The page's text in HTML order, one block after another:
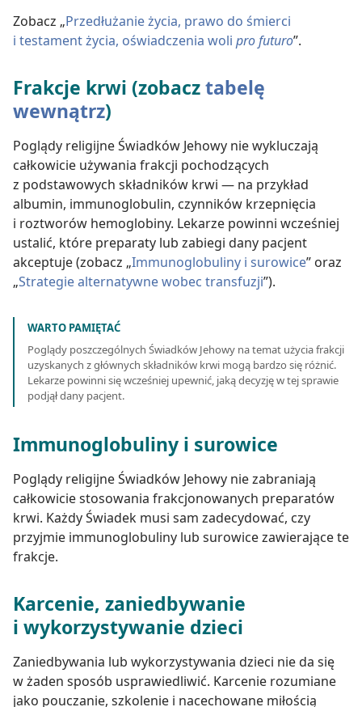
Zobacz „Przedłużanie życia, prawo do śmierci
i testament życia, oświadczenia woli pro futuro”.
Frakcje krwi (zobacztabelę
wewnątrz)
Poglądy religijne Świadków Jehowy nie wykluczają
całkowicie używania frakcji pochodzących
z podstawowych składników krwi — na przykład
albumin, immunoglobulin, czynników krzepnięcia
i roztworów hemoglobiny. Lekarze powinni wcześniej
ustalić, które preparaty lub zabiegi dany pacjent
akceptuje (zobacz „Immunoglobuliny i surowice” oraz
„Strategie alternatywne wobec transfuzji”).
WARTO PAMIĘTAĆ
Poglądy poszczególnych Świadków Jehowy na temat użycia frakcji
uzyskanych z głównych składników krwi mogą bardzo się różnić.
Lekarze powinni się wcześniej upewnić, jaką decyzję w tej sprawie
podjął dany pacjent.
Immunoglobuliny i surowice
Poglądy religijne Świadków Jehowy nie zabraniają
całkowicie stosowania frakcjonowanych preparatów
krwi. Każdy Świadek musi sam zadecydować, czy
przyjmie immunoglobuliny lub surowice zawierające te
frakcje.
Karcenie, zaniedbywanie
i wykorzystywanie dzieci
Zaniedbywania lub wykorzystywania dzieci nie da się
w żaden sposób usprawiedliwić. Karcenie rozumiane
jako pouczanie, szkolenie i nacechowane miłością